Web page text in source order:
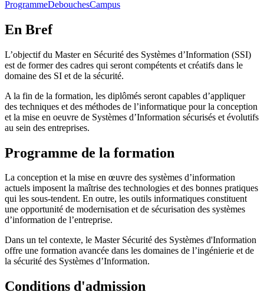
ProgrammeDebouchesCampus
En Bref
L’objectif du Master en Sécurité des Systèmes d’Information (SSI)
est de former des cadres qui seront compétents et créatifs dans le
domaine des SI et de la sécurité.
A la fin de la formation, les diplômés seront capables d’appliquer
des techniques et des méthodes de l’informatique pour la conception
et la mise en oeuvre de Systèmes d’Information sécurisés et évolutifs
au sein des entreprises.
Programme de la formation
La conception et la mise en œuvre des systèmes d’information
actuels imposent la maîtrise des technologies et des bonnes pratiques
qui les sous-tendent. En outre, les outils informatiques constituent
une opportunité de modernisation et de sécurisation des systèmes
d’information de l’entreprise.
Dans un tel contexte, le Master Sécurité des Systèmes d'Information
offre une formation avancée dans les domaines de l’ingénierie et de
la sécurité des Systèmes d’Information.
Conditions d'admission